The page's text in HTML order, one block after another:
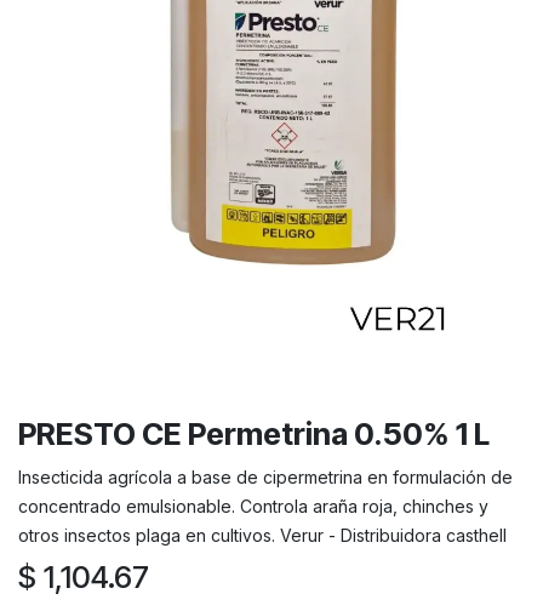
PRESTO CE Permetrina 0.50% 1 L
Insecticida agrícola a base de cipermetrina en formulación de
concentrado emulsionable. Controla araña roja, chinches y
otros insectos plaga en cultivos. Verur - Distribuidora casthell
$ 1,104.67